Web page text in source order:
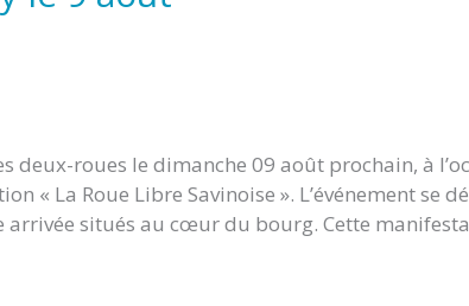
deux-roues le dimanche 09 août prochain, à
« La Roue Libre Savinoise ». L’événement se
arrivée situés au cœur du bourg. Cette